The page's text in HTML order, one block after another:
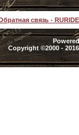
связь -
Copyright ©2000 -